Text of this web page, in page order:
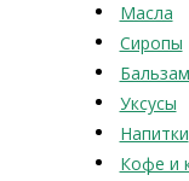
Масла
Сиропы
Уксусы
Напитки
Кофе и